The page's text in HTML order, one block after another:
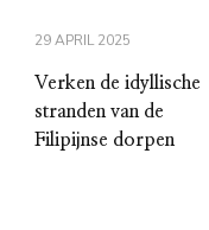
29 APRIL 2025
Verken de idyllische
stranden van de
Filipijnse dorpen